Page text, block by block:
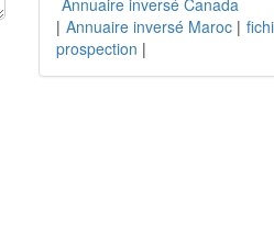
Annuaire inversé Canada
| Annuaire inversé Maroc|
prospection |